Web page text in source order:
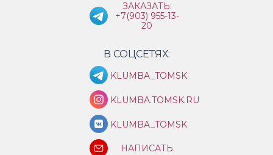
ЗАКАЗАТЬ:
+7(903) 955-13-
20
В СОЦСЕТЯХ:
KLUMBA_TOMSK
KLUMBA.TOMSK.RU
KLUMBA_TOMSK
НАПИСАТЬ